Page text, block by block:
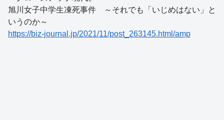
旭川女子中学生凍死事件 ～それでも「いじめはない」と
いうのか～
https://biz-journal.jp/2021/11/post_263145.html/amp